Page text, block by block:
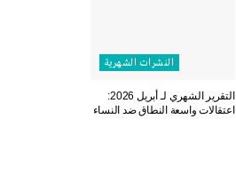
النشرات الشهریة
التقرير الشهري لـ أبريل 2026:
اعتقالات واسعة النطاق ضد النساء